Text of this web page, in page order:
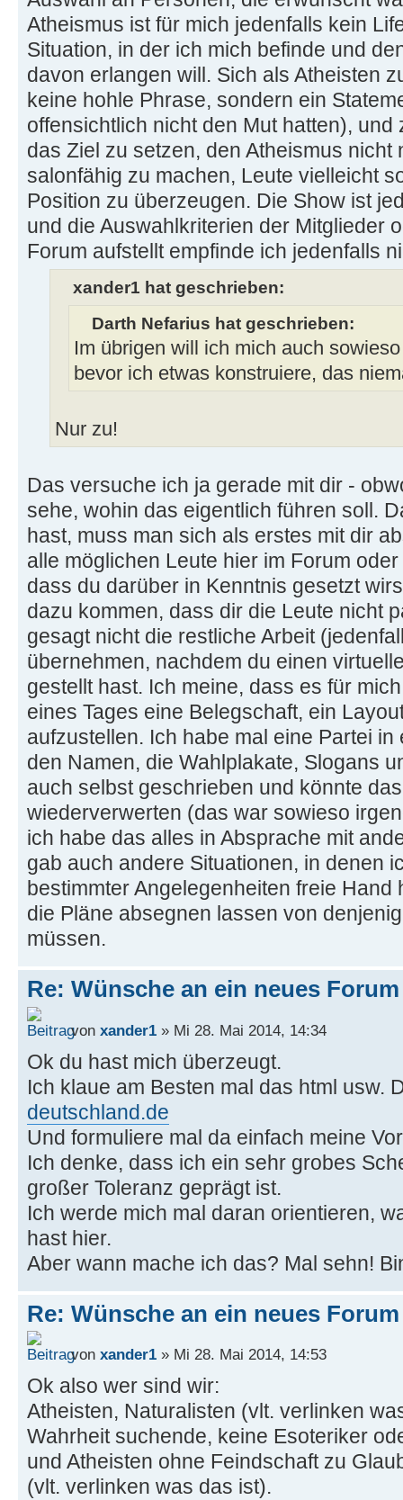
Atheismus ist für mich jedenfalls kein
Situation, in der ich mich befinde und
davon erlangen will. Sich als Atheisten
keine hohle Phrase, sondern ein
offensichtlich nicht den Mut hatten),
das Ziel zu setzen, den Atheismus
salonfähig zu machen, Leute vielleicht
Position zu überzeugen. Die Show ist
und die Auswahlkriterien der Mitglieder
Forum aufstellt empfinde ich jedenfalls
xander1 hat geschrieben:
Darth Nefarius hat geschrieben:
Im übrigen will ich mich auch
bevor ich etwas konstruiere, das
Nur zu!
Das versuche ich ja gerade mit dir -
sehe, wohin das eigentlich führen soll.
hast, muss man sich als erstes mit dir
alle möglichen Leute hier im Forum
dass du darüber in Kenntnis gesetzt
dazu kommen, dass dir die Leute nicht
gesagt nicht die restliche Arbeit
übernehmen, nachdem du einen
gestellt hast. Ich meine, dass es für
eines Tages eine Belegschaft, ein
aufzustellen. Ich habe mal eine Partei
den Namen, die Wahlplakate, Slogans
auch selbst geschrieben und könnte
wiederverwerten (das war sowieso
ich habe das alles in Absprache mit
gab auch andere Situationen, in denen
bestimmter Angelegenheiten freie
die Pläne absegnen lassen von
müssen.
Re: Wünsche an ein neues Forum
von xander1 » Mi 28. Mai 2014, 14:34
Ok du hast mich überzeugt.
Ich klaue am Besten mal das html usw.
deutschland.de
Und formuliere mal da einfach meine
Ich denke, dass ich ein sehr grobes
großer Toleranz geprägt ist.
Ich werde mich mal daran orientieren,
hast hier.
Aber wann mache ich das? Mal sehn!
Re: Wünsche an ein neues Forum
von xander1 » Mi 28. Mai 2014, 14:53
Ok also wer sind wir:
Atheisten, Naturalisten (vlt. verlinken
Wahrheit suchende, keine Esoteriker
und Atheisten ohne Feindschaft zu
(vlt. verlinken was das ist).